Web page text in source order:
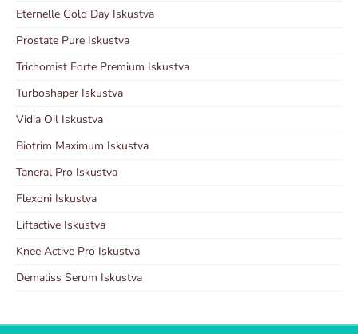
Eternelle Gold Day Iskustva
Prostate Pure Iskustva
Trichomist Forte Premium Iskustva
Turboshaper Iskustva
Vidia Oil Iskustva
Biotrim Maximum Iskustva
Taneral Pro Iskustva
Flexoni Iskustva
Liftactive Iskustva
Knee Active Pro Iskustva
Demaliss Serum Iskustva